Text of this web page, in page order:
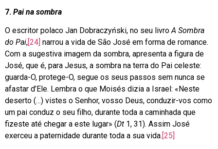
7. Pai na sombra
O escritor polaco Jan Dobraczyński, no seu livroA Sombra
do Pai,[24] narrou a vida de São José em forma de romance.
Com a sugestiva imagem da sombra, apresenta a figura de
José, que é, para Jesus, a sombra na terra do Pai celeste:
guarda-O, protege-O, segue os seus passos sem nunca se
afastar d’Ele. Lembra o que Moisés dizia a Israel: «Neste
deserto (…) vistes o Senhor, vosso Deus, conduzir-vos como
um pai conduz o seu filho, durante toda a caminhada que
fizeste até chegar a este lugar» (Dt 1, 31). Assim José
exerceu a paternidade durante toda a sua vida.[25]